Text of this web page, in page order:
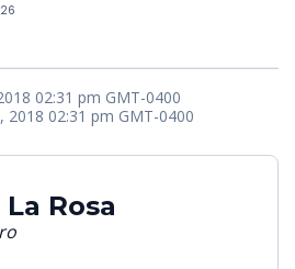
02:31 pm GMT-0400
2018 02:31 pm GMT-0400
Rosa